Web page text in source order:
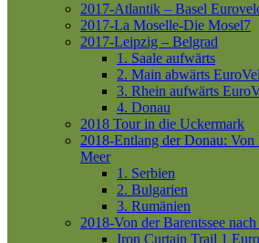
2017-Atlantik – Basel
2017-La Moselle-Die Mosel7
2017-Leipzig – Belgrad
1. Saale aufwärts
2. Main abwärts
3. Rhein aufwärts
4. Donau
2018 Tour in die Uckermark
2018-Entlang der Donau: Von
Meer
1. Serbien
2. Bulgarien
3. Rumänien
2018-Von der Barentssee
Iron Curtain Trail 1